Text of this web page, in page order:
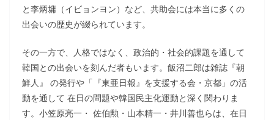
と李炳墉（イビョンヨン）など、共助会には本当に多くの
出会いの歴史が綴られています。
その一方で、人格ではなく、政治的・社会的課題を通して
韓国との出会いを刻んだ者もいます。飯沼二郎は雑誌『朝
鮮人』 の発行や「『東亜日報』を支援する会・京都」の活
動を通して 在日の問題や韓国民主化運動と深く関わりま
す。小笠原亮一・ 佐伯勲・山本精一・井川善也らは、在日